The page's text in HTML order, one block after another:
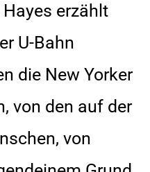
erzählt
U-Bahn
die New Yorker
von den auf der
von